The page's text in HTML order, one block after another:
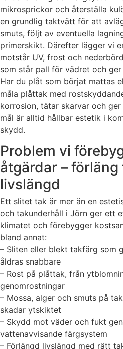
mikrosprickor och återställa
en grundlig taktvätt för att
smuts, följt av eventuella
primerskikt. Därefter lägger vi
motstår UV, frost och
som står pall för vädret och
Har du plåt som börjat mattas
måla plåttak med
korrosion, tätar skarvar och
mål är alltid hållbar estetik i
skydd.
Problem vi
åtgärdar – förläng
livslängd
Ett slitet tak är mer än en
och takunderhåll i Jörn ger ett
klimatet och förebygger
bland annat:
– Sliten eller blekt takfärg som
åldras snabbare
– Rost på plåttak, från
genomrostningar
– Mossa, alger och smuts på
skadar ytskiktet
– Skydd mot väder och fukt
vattenavvisande färgsystem
– Förlängd livslängd med rätt